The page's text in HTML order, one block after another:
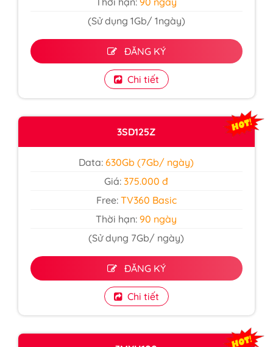
(Sử dụng 1Gb/ 1ngày)
ĐĂNG KÝ
Chi tiết
3SD125Z
Data: 630Gb (7Gb/ ngày)
Giá:375.000 đ
Free: TV360 Basic
Thời hạn: 90 ngày
(Sử dụng 7Gb/ ngày)
ĐĂNG KÝ
Chi tiết